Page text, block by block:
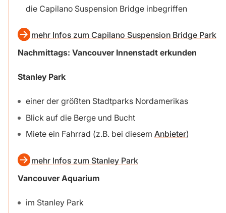
die Capilano Suspension Bridge inbegriffen
mehr Infos zum Capilano Suspension Bridge Park
Nachmittags: Vancouver Innenstadt erkunden
Stanley Park
einer der größten Stadtparks Nordamerikas
Blick auf die Berge und Bucht
Miete ein Fahrrad (z.B. bei diesem Anbieter)
mehr Infos zum Stanley Park
Vancouver Aquarium
im Stanley Park